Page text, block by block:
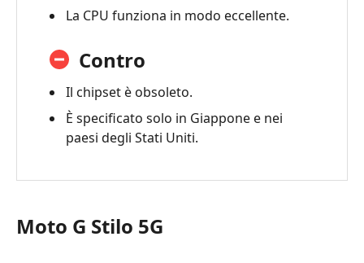
La CPU funziona in modo eccellente.
Contro
Il chipset è obsoleto.
È specificato solo in Giappone e nei
paesi degli Stati Uniti.
Moto G Stilo 5G